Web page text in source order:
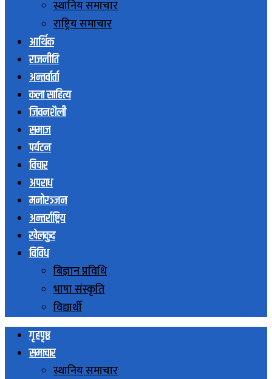
स्थानिय समाचार
राष्ट्रिय समाचार
आर्थिक
राजनीति
अन्तर्वार्ता
कला साहित्य
जिवनशैली
समाज
पर्यटन
विचार
अपराध
मनोरञ्जन
अन्तर्राष्ट्रिय
खेलकुद
विविध
बिज्ञान प्रविधि
भाषा संस्कृति
विद्यार्थी
गृहपृष्ठ
समाचार
स्थानिय समाचार